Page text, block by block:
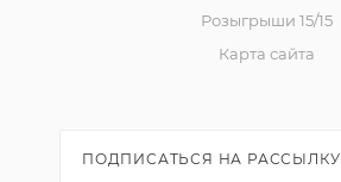
Розыгрыши 15/15
Карта сайта
ПОДПИСАТЬСЯ НА РАССЫЛКУ